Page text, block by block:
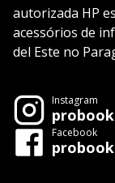
autorizada HP
acessórios de
del Este no
Instagram
Facebook